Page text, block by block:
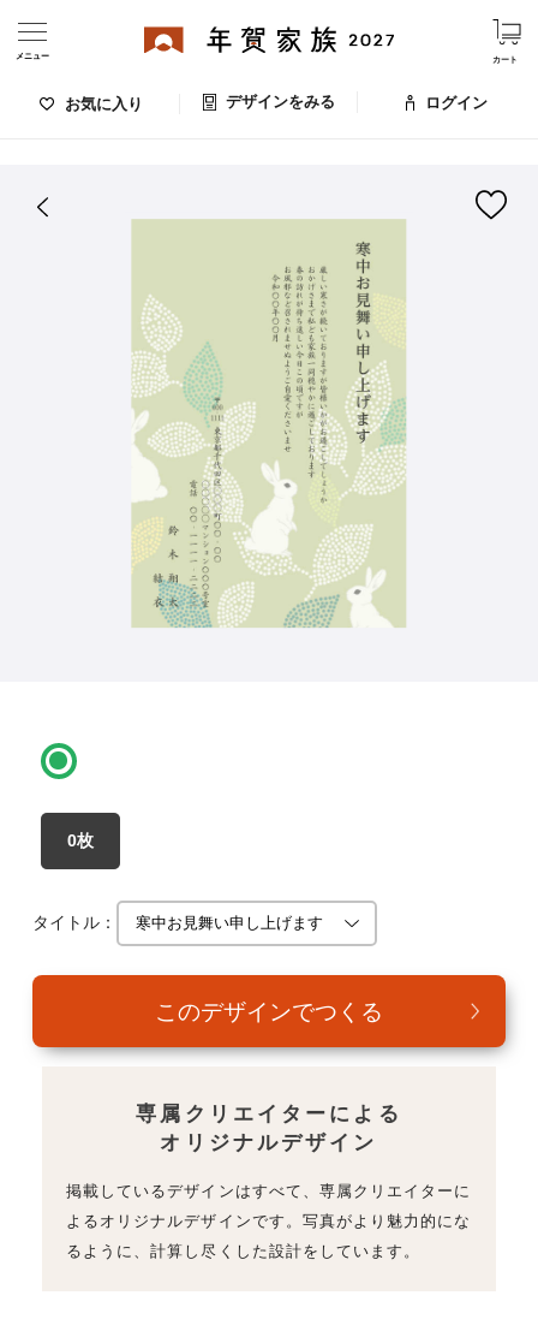
お気に入り デザインをみる
カート
ログイン
メニュー
デザインをみる
お支払い方法
出荷日・配送
年賀家族について
お問い合わせ
0枚
タイトル：
専属クリエイターによる
オリジナルデザイン
掲載しているデザインはすべて、専属クリエイターに
よるオリジナルデザインです。写真がより魅力的にな
るように、計算し尽くした設計をしています。